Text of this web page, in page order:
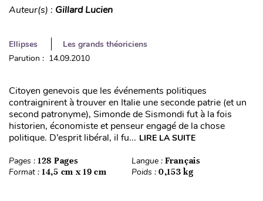
Auteur(s) : Gillard Lucien
Ellipses
Les grands théoriciens
Parution : 14.09.2010
Citoyen genevois que les événements politiques
contraignirent à trouver en Italie une seconde patrie (et un
second patronyme), Simonde de Sismondi fut à la fois
historien, économiste et penseur engagé de la chose
politique. D’esprit libéral, il fu... LIRE LA SUITE
Pages : 128 Pages Langue : Français
Format : 14,5 cm x 19 cm Poids : 0,153 kg